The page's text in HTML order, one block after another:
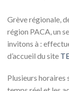
Grève régionale,
région PACA, un
invitons à :
d’accueil du site
Plusieurs horaires